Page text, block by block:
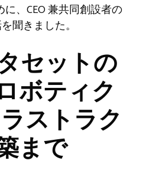
、CEO 兼共同創設者の
聞きました。
セットの
ボティク
ストラク
まで